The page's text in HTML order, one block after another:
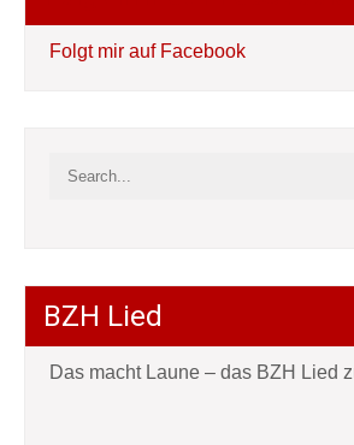
Folgt mir auf Facebook
BZH Lied
Das macht Laune – das BZH Lied